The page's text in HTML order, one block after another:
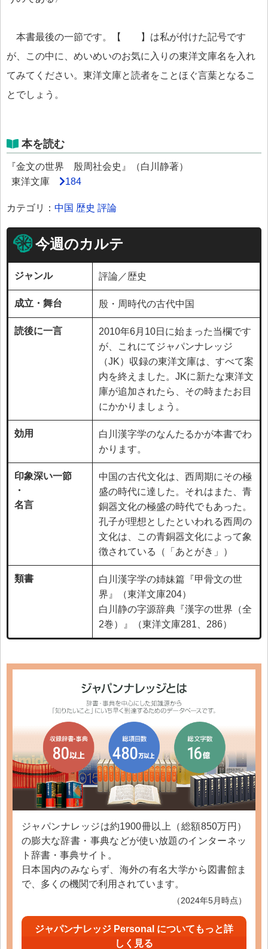
本書最後の一節です。【 】は私が付けた記号です
が、この中に、めいめいのお気に入りの東洋文庫名を入れ
てみてください。東洋文庫と読者をことほぐ言葉となるこ
とでしょう。
本を読む
『金文の世界 殷周社会史』（白川静著）
東洋文庫
184
カテゴリ： 中国 歴史 評論
今週のカルテ
ジャンル 評論／歴史
成立・舞台 殷・周時代の古代中国
読後に一言
2010年6月10日に始まった当欄です
が、これにてジャパンナレッジ
（JK）収録の東洋文庫は、すべて案
内を終えました。JKに新たな東洋文
庫が追加されたら、その時またお目
にかかりましょう。
効用
白川漢字学のなんたるかが本書でわ
かります。
印象深い一節
・
名言
中国の古代文化は、西周期にその極
盛の時代に達した。それはまた、青
銅器文化の極盛の時代でもあった。
孔子が理想としたといわれる西周の
文化は、この青銅器文化によって象
徴されている（「あとがき」）
類書
白川漢字学の姉妹篇『甲骨文の世
界』（東洋文庫204）
白川静の字源辞典『漢字の世界（全
2巻）』（東洋文庫281、286）
ジャパンナレッジは約1900冊以上（総額850万円）
の膨大な辞書・事典などが使い放題のインターネッ
ト辞書・事典サイト。
日本国内のみならず、海外の有名大学から図書館ま
で、多くの機関で利用されています。
（2024年5月時点）
ジャパンナレッジ Personal についてもっと詳
しく見る